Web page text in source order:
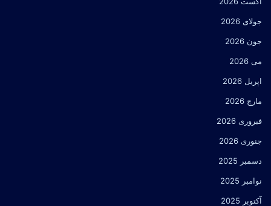
جولای 2026
جون 2026
می 2026
اپریل 2026
مارچ 2026
فبروری 2026
جنوری 2026
دسمبر 2025
نوامبر 2025
آکتوبر 2025